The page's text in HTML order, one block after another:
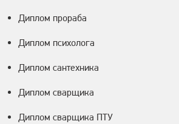
Диплом прораба
Диплом психолога
Диплом сантехника
Диплом сварщика
Диплом сварщика ПТУ